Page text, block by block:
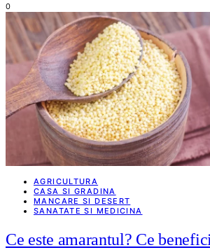
0
AGRICULTURA
CASA SI GRADINA
MANCARE SI DESERT
SANATATE SI MEDICINA
Ce este amarantul? Ce